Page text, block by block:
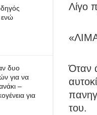
ενώ
δυο
για να
–
για
Λίγο
Όταν
του.